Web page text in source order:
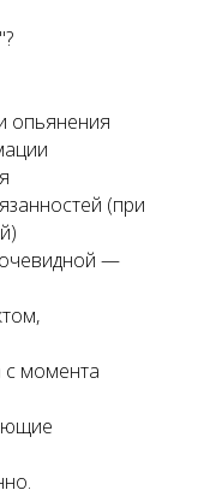
опьянения
(при
—
с момента